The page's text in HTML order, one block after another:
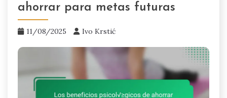
ahorrar para metas futuras
11/08/2025 Ivo Krstić